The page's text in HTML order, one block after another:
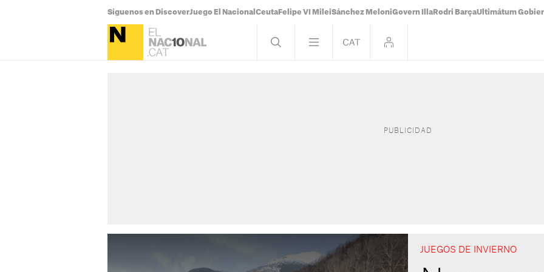
Síguenos en DiscoverJuego El Nacional Ceuta Felipe VI MileiSánchez MeloniGovern Illa Rodri BarçaUltimátum
JUEGOS DE INVIERNO